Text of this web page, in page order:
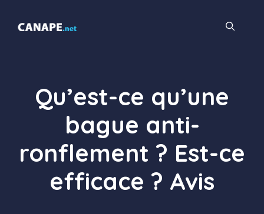
contenu
Qu’est-ce qu’une
bague anti-
ronflement ? Est-ce
efficace ? Avis